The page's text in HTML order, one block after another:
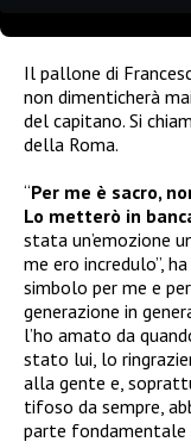
Il pallone di
non dimenticherà
del capitano. Si
della Roma.
“Per me è sacro,
Lo metterò in
stata un’emozione
me ero incredulo”,
simbolo per me e
generazione in
l’ho amato da
stato lui, lo
alla gente e,
tifoso da sempre,
parte fondamentale